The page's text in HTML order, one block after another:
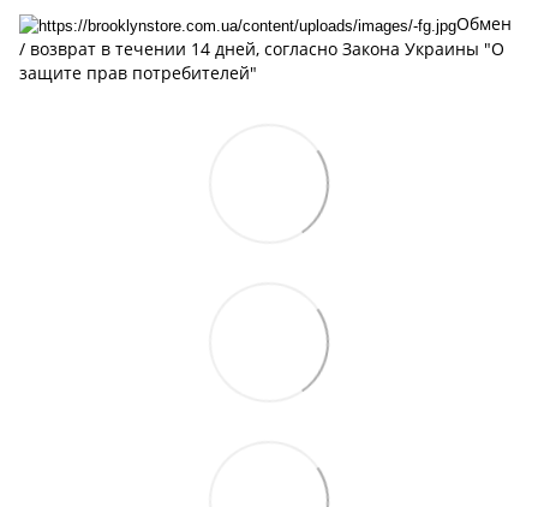
Обмен
/ возврат в течении 14 дней, cогласно Закона Украины "О
защите прав потребителей"